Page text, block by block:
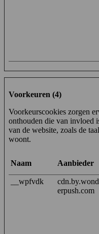
Voorkeuren (4)
Voorkeurscookies zorgen
onthouden die van invloed
van de website, zoals de
woont.
Naam Aanbieder
__wpfvdk
cdn.by.wond
erpush.com